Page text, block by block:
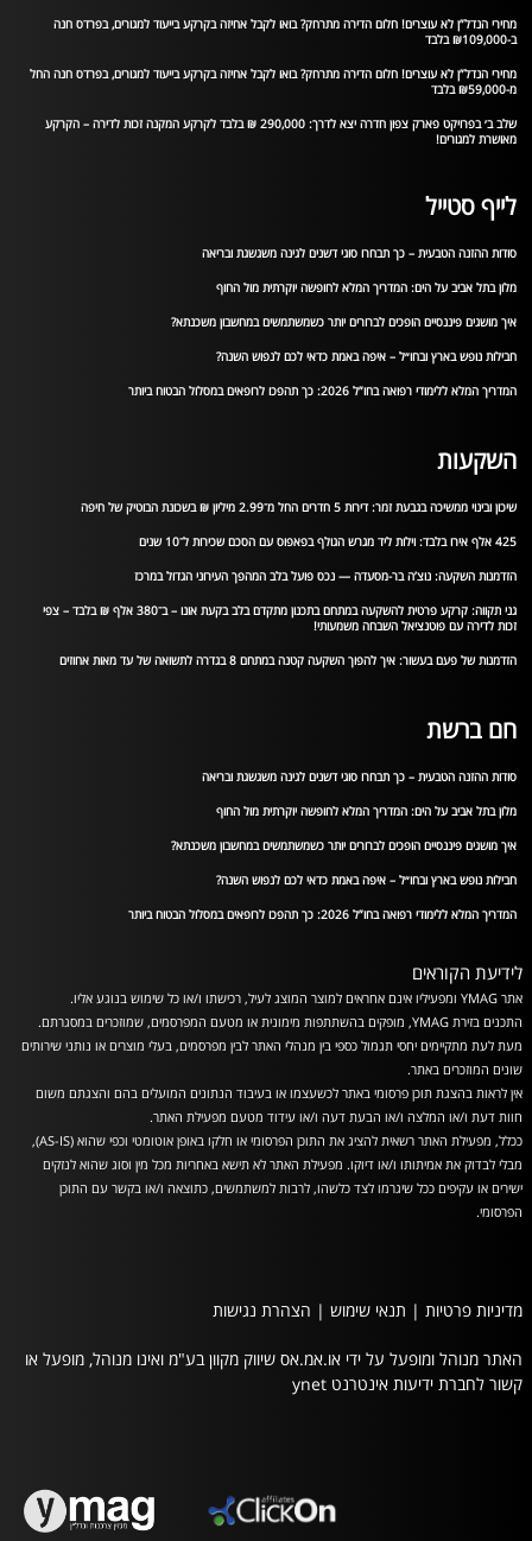
מחירי הנדל”ן לא עוצרים! חלום הדירה מתרחק? בואו לקבל אחיזה בקרקע בייעוד למגורים, בפרדס חנה
ב-₪109,000 בלבד
מחירי הנדל”ן לא עוצרים! חלום הדירה מתרחק? בואו לקבל אחיזה בקרקע בייעוד למגורים, בפרדס חנה החל
מ-₪59,000 בלבד
שלב ב׳ בפרויקט פארק צפון חדרה יצא לדרך: 290,000 ₪ בלבד לקרקע המקנה זכות לדירה – הקרקע
מאושרת למגורים!
לייף סטייל
סודות ההזנה הטבעית – כך תבחרו סוגי דשנים לגינה משגשגת ובריאה
מלון בתל אביב על הים: המדריך המלא לחופשה יוקרתית מול החוף
איך מושגים פיננסיים הופכים לברורים יותר כשמשתמשים במחשבון משכנתא?
חבילות נופש בארץ ובחו״ל – איפה באמת כדאי לכם לנפוש השנה?
המדריך המלא ללימודי רפואה בחו”ל 2026: כך תהפכו לרופאים במסלול הבטוח ביותר
השקעות
שיכון ובינוי ממשיכה בגבעת זמר: דירות 5 חדרים החל מ־2.99 מיליון ₪ בשכונת הבוטיק של חיפה
425 אלף אירו בלבד: וילות ליד מגרש הגולף בפאפוס עם הסכם שכירות ל־10 שנים
הזדמנות השקעה: נוצ’ה בר-מסעדה — נכס פועל בלב המהפך העירוני הגדול במרכז
גני תקווה: קרקע פרטית להשקעה במתחם בתכנון מתקדם בלב בקעת אונו – ב־380 אלף ₪ בלבד – צפי
זכות לדירה עם פוטנציאל השבחה משמעותי!
הזדמנות של פעם בעשור: איך להפוך השקעה קטנה במתחם 8 בגדרה לתשואה של עד מאות אחוזים
חם ברשת
סודות ההזנה הטבעית – כך תבחרו סוגי דשנים לגינה משגשגת ובריאה
מלון בתל אביב על הים: המדריך המלא לחופשה יוקרתית מול החוף
איך מושגים פיננסיים הופכים לברורים יותר כשמשתמשים במחשבון משכנתא?
חבילות נופש בארץ ובחו״ל – איפה באמת כדאי לכם לנפוש השנה?
המדריך המלא ללימודי רפואה בחו”ל 2026: כך תהפכו לרופאים במסלול הבטוח ביותר
לידיעת הקוראים
אתר YMAG ומפעיליו אינם אחראים למוצר המוצג לעיל, רכישתו ו/או כל שימוש בנוגע אליו.
התכנים בזירת YMAG, מופקים בהשתתפות מימונית או מטעם המפרסמים, שמוזכרים במסגרתם.
מעת לעת מתקיימים יחסי תגמול כספי בין מנהלי האתר לבין מפרסמים, בעלי מוצרים או נותני שירותים
שונים המוזכרים באתר.
אין לראות בהצגת תוכן פרסומי באתר לכשעצמו או בעיבוד הנתונים המועלים בהם והצגתם משום
חוות דעת ו/או המלצה ו/או הבעת דעה ו/או עידוד מטעם מפעילת האתר.
ככלל, מפעילת האתר רשאית להציג את התוכן הפרסומי או חלקו באופן אוטומטי וכפי שהוא (AS-IS),
מבלי לבדוק את אמיתותו ו/או דיוקו. מפעילת האתר לא תישא באחריות מכל מין וסוג שהוא לנזקים
ישירים או עקיפים ככל שיגרמו לצד כלשהו, לרבות למשתמשים, כתוצאה ו/או בקשר עם התוכן
הפרסומי.
מדיניות פרטיות | תנאי שימוש | הצהרת נגישות
האתר מנוהל ומופעל על ידי או.אמ.אס שיווק מקוון בע"מ ואינו מנוהל, מופעל או
קשור לחברת ידיעות אינטרנט ynet